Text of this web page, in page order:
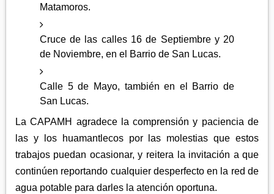
Matamoros.
Cruce de las calles 16 de Septiembre y 20
de Noviembre, en el Barrio de San Lucas.
Calle 5 de Mayo, también en el Barrio de
San Lucas.
La CAPAMH agradece la comprensión y paciencia de
las y los huamantlecos por las molestias que estos
trabajos puedan ocasionar, y reitera la invitación a que
continúen reportando cualquier desperfecto en la red de
agua potable para darles la atención oportuna.